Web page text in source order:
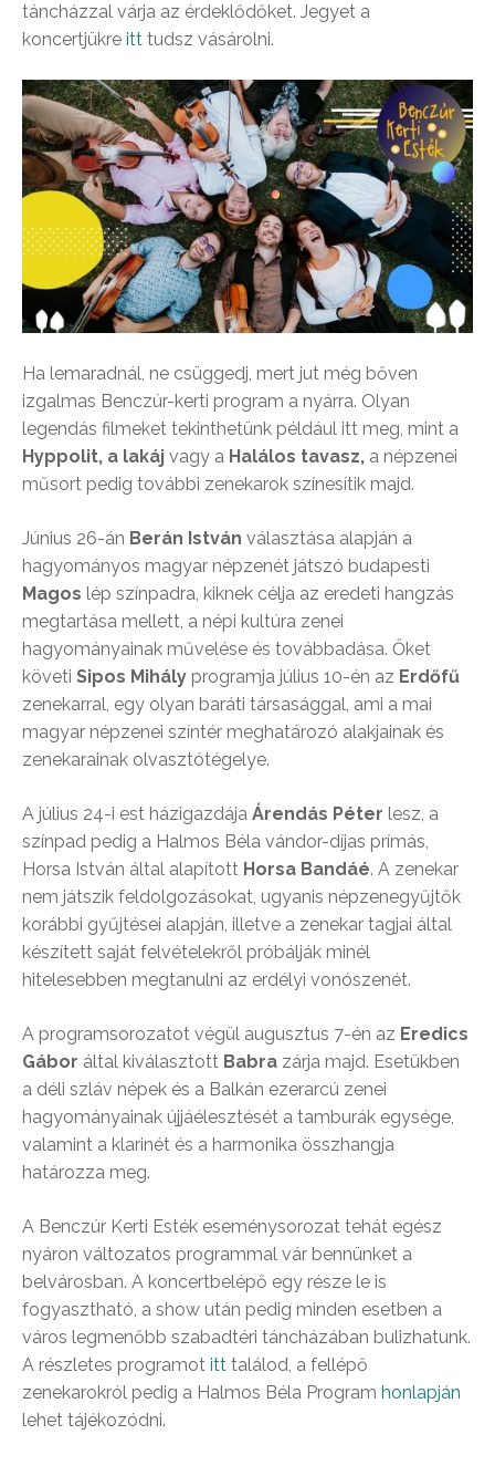
táncházzal várja az érdeklődőket. Jegyet a
koncertjükre itt tudsz vásárolni.
Ha lemaradnál, ne csüggedj, mert jut még bőven
izgalmas Benczúr-kerti program a nyárra. Olyan
legendás filmeket tekinthetünk például itt meg, mint a
Hyppolit, a lakáj vagy a Halálos tavasz, a népzenei
műsort pedig további zenekarok színesítik majd.
Június 26-án Berán István választása alapján a
hagyományos magyar népzenét játszó budapesti
Magos lép színpadra, kiknek célja az eredeti hangzás
megtartása mellett, a népi kultúra zenei
hagyományainak művelése és továbbadása. Őket
követi Sipos Mihály programja július 10-én az Erdőfű
zenekarral, egy olyan baráti társasággal, ami a mai
magyar népzenei színtér meghatározó alakjainak és
zenekarainak olvasztótégelye.
A július 24-i est házigazdája Árendás Péter lesz, a
színpad pedig a Halmos Béla vándor-díjas prímás,
Horsa István által alapított Horsa Bandáé. A zenekar
nem játszik feldolgozásokat, ugyanis népzenegyűjtők
korábbi gyűjtései alapján, illetve a zenekar tagjai által
készített saját felvételekről próbálják minél
hitelesebben megtanulni az erdélyi vonószenét.
A programsorozatot végül augusztus 7-én az Eredics
Gábor által kiválasztott Babra zárja majd. Esetükben
a déli szláv népek és a Balkán ezerarcú zenei
hagyományainak újjáélesztését a tamburák egysége,
valamint a klarinét és a harmonika összhangja
határozza meg.
A Benczúr Kerti Esték eseménysorozat tehát egész
nyáron változatos programmal vár bennünket a
belvárosban. A koncertbelépő egy része le is
fogyasztható, a show után pedig minden esetben a
város legmenőbb szabadtéri táncházában bulizhatunk.
A részletes programot itt találod, a fellépő
zenekarokról pedig a Halmos Béla Program honlapján
lehet tájékozódni.